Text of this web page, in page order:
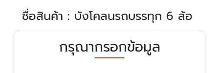
ชื่อสินค้า : บังโคลนรถบรรทุก 6 ล้อ
กรุณากรอกข้อมูล